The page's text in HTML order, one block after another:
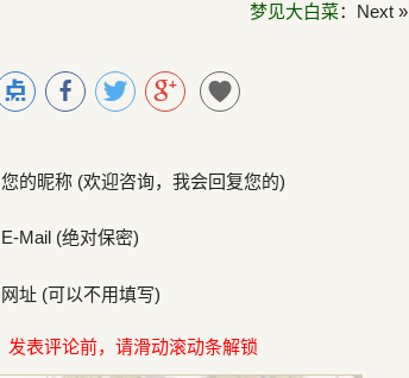
梦见大白菜：Next »
您的昵称 (欢迎咨询，我会回复您的)
E-Mail (绝对保密)
网址 (可以不用填写)
发表评论前，请滑动滚动条解锁